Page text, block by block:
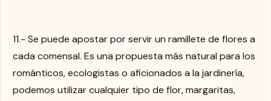
11.- Se puede apostar por servir un ramillete de flores a
cada comensal. Es una propuesta más natural para los
románticos, ecologistas o aficionados a la jardinería,
podemos utilizar cualquier tipo de flor, margaritas,